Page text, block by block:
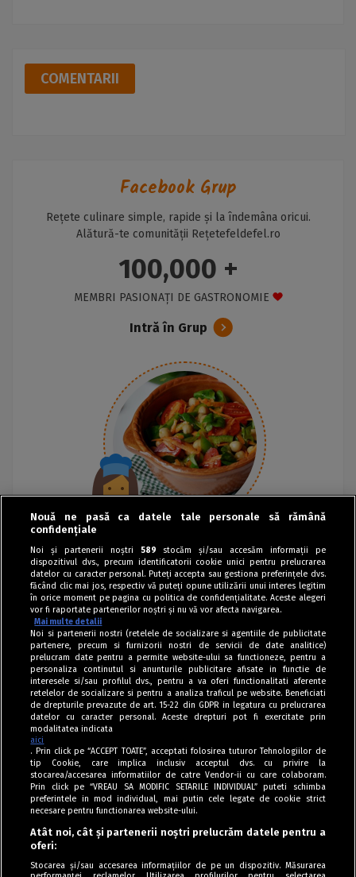
COMENTARII
Facebook Grup
Rețete culinare simple, rapide și la îndemâna oricui.
Alătură-te comunității Rețetefeldefel.ro
100,000 +
MEMBRI PASIONAȚI DE GASTRONOMIE
Intră în Grup
Tag index
Program Antena 1
Nouă ne pasă ca datele tale personale să rămână
confidențiale
Noi și partenerii noștri 589 stocăm și/sau accesăm informații pe
dispozitivul dvs., precum identificatorii cookie unici pentru prelucrarea
datelor cu caracter personal. Puteți accepta sau gestiona preferințele dvs.
făcând clic mai jos, respectiv vă puteți opune utilizării unui interes legitim
în orice moment pe pagina cu politica de confidențialitate. Aceste alegeri
vor fi raportate partenerilor noștri și nu vă vor afecta navigarea.
Mai multe detalii
Noi si partenerii nostri (retelele de socializare si agentiile de publicitate
partenere, precum si furnizorii nostri de servicii de date analitice)
prelucram date pentru a permite website-ului sa functioneze, pentru a
personaliza continutul si anunturile publicitare afisate in functie de
interesele si/sau profilul dvs., pentru a va oferi functionalitati aferente
retelelor de socializare si pentru a analiza traficul pe website. Beneficiati
de drepturile prevazute de art. 15-22 din GDPR in legatura cu prelucrarea
datelor cu caracter personal. Aceste drepturi pot fi exercitate prin
modalitatea indicata
aici
. Prin click pe “ACCEPT TOATE”, acceptati folosirea tuturor Tehnologiilor de
tip Cookie, care implica inclusiv acceptul dvs. cu privire la
stocarea/accesarea informatiilor de catre Vendor-ii cu care colaboram.
Prin click pe “VREAU SA MODIFIC SETARILE INDIVIDUAL” puteti schimba
preferintele in mod individual, mai putin cele legate de cookie strict
necesare pentru functionarea website-ului.
Atât noi, cât și partenerii noștri prelucrăm datele pentru a
oferi:
Stocarea și/sau accesarea informațiilor de pe un dispozitiv. Măsurarea